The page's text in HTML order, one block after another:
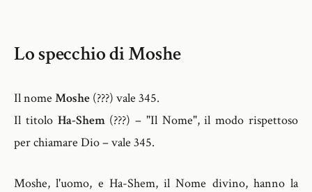
Lo specchio di Moshe
Il nome Moshe (???) vale 345.
Il titolo Ha-Shem(???) – "Il Nome", il modo rispettoso
per chiamare Dio – vale 345.
Moshe, l'uomo, e Ha-Shem, il Nome divino, hanno la